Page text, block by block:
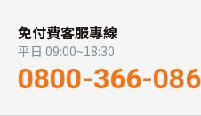
免付費客服專線
平日 09:00~18:30
0800-366-086